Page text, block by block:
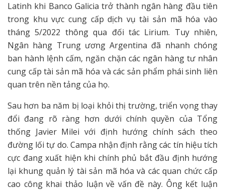
Latinh khi Banco Galicia trở thành ngân hàng đầu tiên
trong khu vực cung cấp dịch vụ tài sản mã hóa vào
tháng 5/2022 thông qua đối tác Lirium. Tuy nhiên,
Ngân hàng Trung ương Argentina đã nhanh chóng
ban hành lệnh cấm, ngăn chặn các ngân hàng tư nhân
cung cấp tài sản mã hóa và các sản phẩm phái sinh liên
quan trên nền tảng của họ.
Sau hơn ba năm bị loại khỏi thị trường, triển vọng thay
đổi đang rõ ràng hơn dưới chính quyền của Tổng
thống Javier Milei với định hướng chính sách theo
đường lối tự do. Campa nhận định rằng các tín hiệu tích
cực đang xuất hiện khi chính phủ bắt đầu định hướng
lại khung quản lý tài sản mã hóa và các quan chức cấp
cao công khai thảo luận về vấn đề này. Ông kết luận